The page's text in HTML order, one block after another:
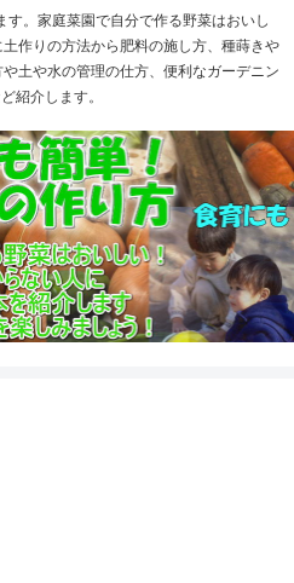
。家庭菜園で自分で作る野菜はおいし
作りの方法から肥料の施し方、種蒔きや
土や水の管理の仕方、便利なガーデニン
紹介します。